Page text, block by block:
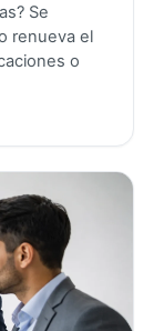
Se
renueva el
o